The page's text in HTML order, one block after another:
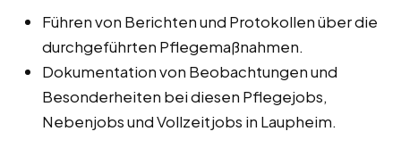
Führen von Berichten und Protokollen über die
durchgeführten Pflegemaßnahmen.
Dokumentation von Beobachtungen und
Besonderheiten bei diesen Pflegejobs,
Nebenjobs und Vollzeitjobs in Laupheim.